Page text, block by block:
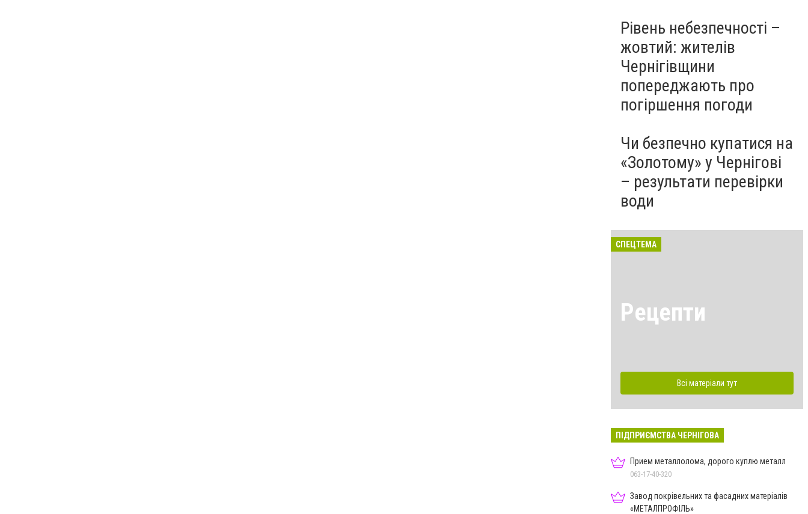
Рівень небезпечності –
жовтий: жителів
Чернігівщини
попереджають про
погіршення погоди
Чи безпечно купатися на
«Золотому» у Чернігові
– результати перевірки
води
СПЕЦТЕМА
Рецепти
Всі матеріали тут
ПІДПРИЄМСТВА ЧЕРНІГОВА
Прием металлолома, дорого куплю металл
063-17-40-320
Завод покрівельних та фасадних матеріалів
«МЕТАЛПРОФІЛЬ»